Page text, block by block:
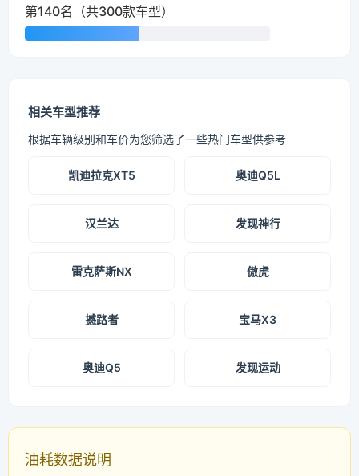
第140名（共300款车型）
相关车型推荐
根据车辆级别和车价为您筛选了一些热门车型供参考
凯迪拉克XT5 奥迪Q5L
汉兰达 发现神行
雷克萨斯NX 傲虎
撼路者 宝马X3
奥迪Q5 发现运动
油耗数据说明